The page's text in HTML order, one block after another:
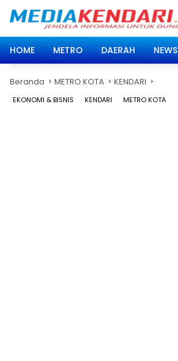
HOME
METRO DAERAH NEWS
Beranda METRO KOTA KENDARI
EKONOMI & BISNIS KENDARI METRO KOTA